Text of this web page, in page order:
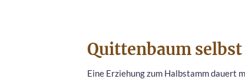
Quittenbaum
Eine Erziehung zum Halbstamm dauert